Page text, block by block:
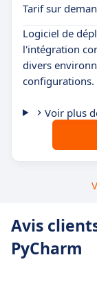
Tarif sur
Logiciel de
l'intégration
divers
configurations.
Voir plus
Avis
PyCharm